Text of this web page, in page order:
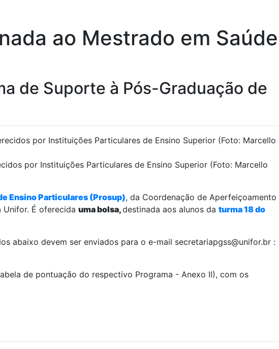
ao Mestrado em Saúde
de Suporte à Pós-Graduação de
por Instituições Particulares de Ensino Superior (Foto: Marcello
Ensino Particulares (Prosup), da Coordenação de Aperfeiçoamento
Unifor. É oferecida uma bolsa,destinada aos alunos da turma 18 do
abaixo devem ser enviados para o e-mail secretariapgss@unifor.br :
de pontuação do respectivo Programa - Anexo II), com os